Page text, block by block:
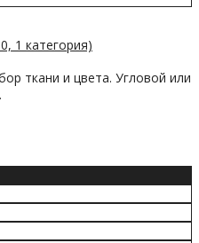
1 категория)
ткани и цвета. Угловой или